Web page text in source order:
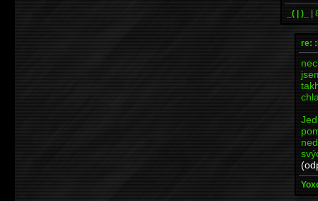
_( | )_ |
re: